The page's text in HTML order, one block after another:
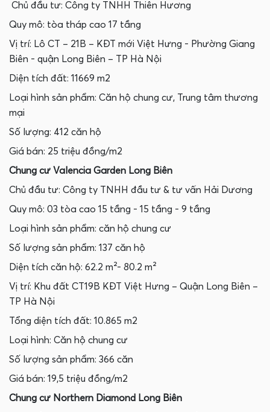
Chủ đầu tư: Công ty TNHH Thiên Hương
Quy mô: tòa tháp cao 17 tầng
Vị trí: Lô CT – 21B – KĐT mới Việt Hưng - Phường Giang
Biên - quận Long Biên – TP Hà Nội
Diện tích đất: 11669 m2
Loại hình sản phẩm: Căn hộ chung cư, Trung tâm thương
mại
Số lượng: 412 căn hộ
Giá bán: 25 triệu đồng/m2
Chung cư Valencia Garden Long Biên
Chủ đầu tư: Công ty TNHH đầu tư & tư vấn Hải Dương
Quy mô: 03 tòa cao 15 tầng - 15 tầng - 9 tầng
Loại hình sản phẩm: căn hộ chung cư
Số lượng sản phẩm: 137 căn hộ
Diện tích căn hộ: 62.2 m²- 80.2 m²
Vị trí: Khu đất CT19B KĐT Việt Hưng – Quận Long Biên –
TP Hà Nội
Tổng diện tích đất: 10.865 m2
Loại hình: Căn hộ chung cư
Số lượng sản phẩm: 366 căn
Giá bán: 19,5 triệu đồng/m2
Chung cư Northern Diamond Long Biên